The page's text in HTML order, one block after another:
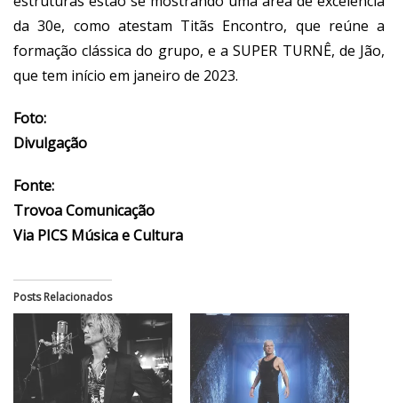
da 30e, como atestam Titãs Encontro, que reúne a
formação clássica do grupo, e a SUPER TURNÊ, de Jão,
que tem início em janeiro de 2023.
Foto:
Divulgação
Fonte:
Trovoa Comunicação
Via PICS Música e Cultura
Posts Relacionados